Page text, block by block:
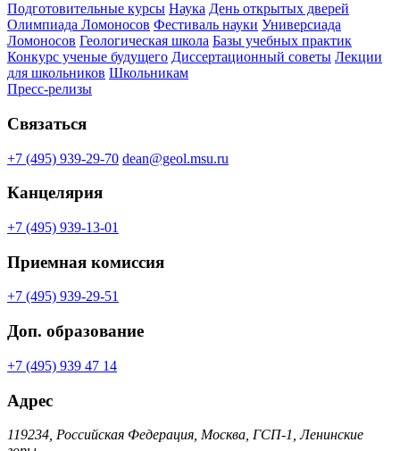
Подготовительные курсы Наука День открытых дверей
Олимпиада Ломоносов Фестиваль науки Универсиада
Ломоносов Геологическая школа Базы учебных практик
Конкурс ученые будущего Диссертационный советы Лекции
для школьников Школьникам
Пресс-релизы
Связаться
+7 (495) 939-29-70 dean@geol.msu.ru
Канцелярия
+7 (495) 939-13-01
Приемная комиссия
+7 (495) 939-29-51
Доп. образование
+7 (495) 939 47 14
Адрес
119234, Российская Федерация, Москва, ГСП-1, Ленинские